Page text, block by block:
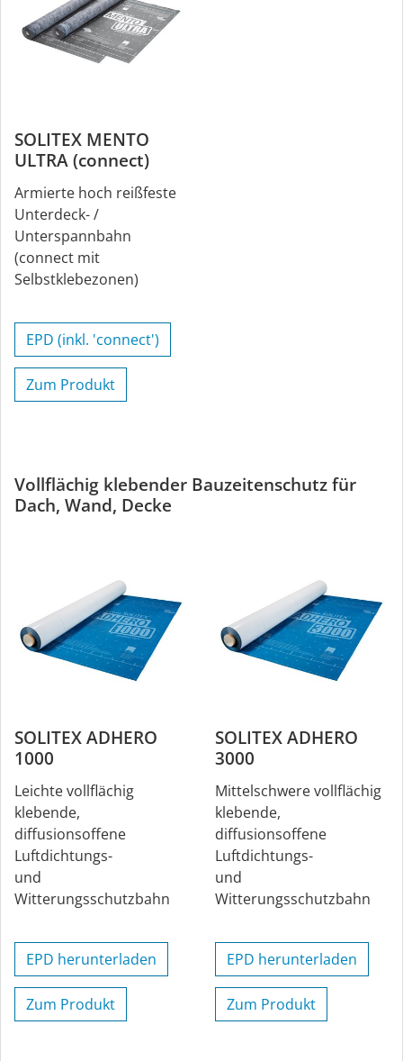
SOLITEX MENTO
ULTRA (connect)
Armierte hoch reißfeste
Unterdeck- /
Unterspannbahn
(connect mit
Selbstklebezonen)
EPD (inkl. 'connect')
Zum Produkt
Vollflächig klebender Bauzeitenschutz für
Dach, Wand, Decke
SOLITEX ADHERO
1000
Leichte vollflächig
klebende,
diffusionsoffene
Luftdichtungs-
und
Witterungsschutzbahn
EPD herunterladen
Zum Produkt
SOLITEX ADHERO
3000
Mittelschwere vollflächig
klebende,
diffusionsoffene
Luftdichtungs-
und
Witterungsschutzbahn
EPD herunterladen
Zum Produkt